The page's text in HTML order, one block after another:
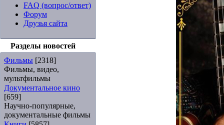
FAQ (вопрос/ответ)
Форум
Друзья сайта
Разделы новостей
Фильмы [2318]
Фильмы, видео,
мультфильмы
Документальное кино
[659]
Научно-популярные,
документальные фильмы